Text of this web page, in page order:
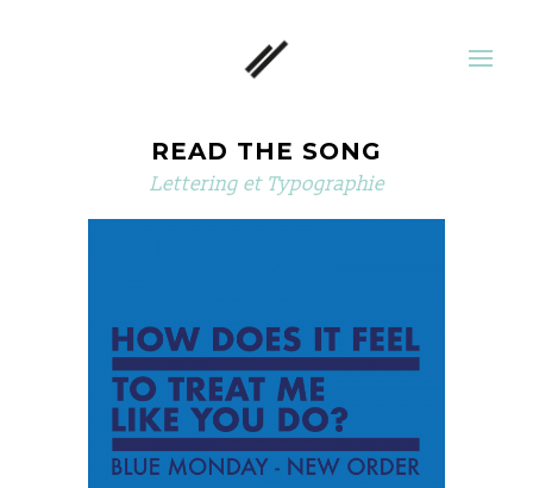
READ THE SONG
Lettering et Typographie